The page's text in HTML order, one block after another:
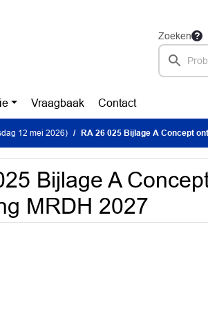
Zoeken
Vraagbaak Contact
12 mei 2026) RA 26 025 Bijlage A Concept
Bijlage A
MRDH 2027